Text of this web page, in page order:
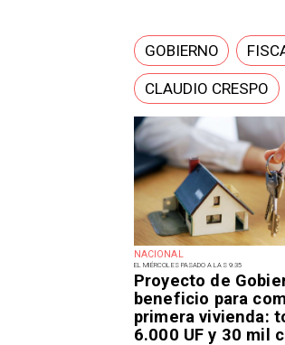
NACIONAL
EL MIÉRCOLES PASADO A LAS 9:35
Proyecto de
beneficio para
primera vivienda:
6.000 UF y 30 mil
GOBIERNO
CLAUDIO CRESPO